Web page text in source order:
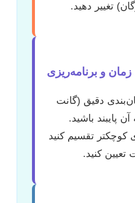
تغییر دهید.
و برنامه‌ریزی
دقیق (گانت
پایبند باشید.
تقسیم کنید
کنید.